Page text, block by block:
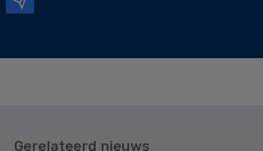
Gerelateerd nieuws